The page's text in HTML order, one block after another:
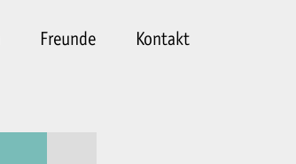
Freunde Kontakt